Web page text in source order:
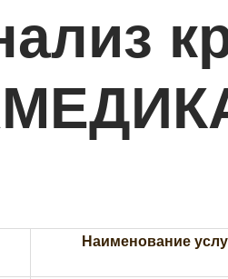
Наименование